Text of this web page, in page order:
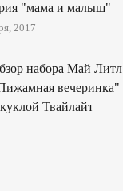
"мама и малыш"
2017
набора Май Литл
вечеринка"
Твайлайт